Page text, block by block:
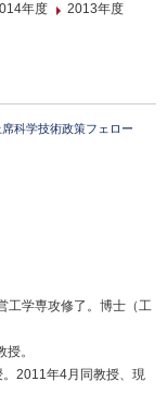
年度
2013年度
科学技術政策フェロー
工学専攻修了。博士（工
。
2011年4月同教授、現